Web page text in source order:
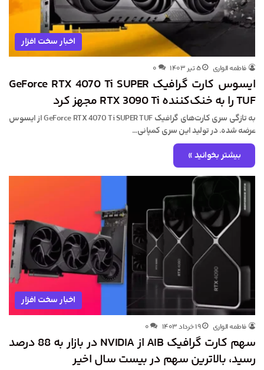
اخبار سخت افزار
فاطمه الواری ۵ تیر ۱۴۰۳ ۰
ایسوس کارت گرافیک GeForce RTX 4070 Ti SUPER
TUF را به خنک‌کننده RTX 3090 Ti مجهز کرد
به تازگی سری کارت‌های گرافیک GeForce RTX 4070 Ti SUPER TUF از ایسوس
عرضه شده. در تولید این سری کمپانی…
بیشتر بخوانید »
اخبار سخت افزار
فاطمه الواری ۱۹ خرداد ۱۴۰۳ ۰
سهم کارت گرافیک AIB از NVIDIA در بازار به 88 درصد
رسید، بالاترین سهم در بیست سال اخیر